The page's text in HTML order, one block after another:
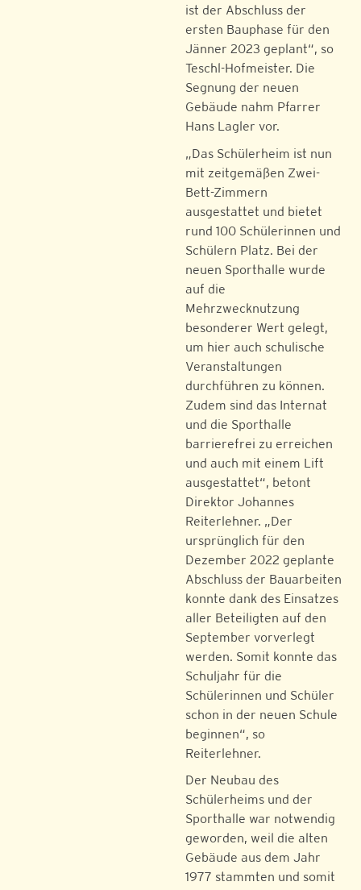
ist der Abschluss der
ersten Bauphase für den
Jänner 2023 geplant“, so
Teschl-Hofmeister. Die
Segnung der neuen
Gebäude nahm Pfarrer
Hans Lagler vor.
„Das Schülerheim ist nun
mit zeitgemäßen Zwei-
Bett-Zimmern
ausgestattet und bietet
rund 100 Schülerinnen und
Schülern Platz. Bei der
neuen Sporthalle wurde
auf die
Mehrzwecknutzung
besonderer Wert gelegt,
um hier auch schulische
Veranstaltungen
durchführen zu können.
Zudem sind das Internat
und die Sporthalle
barrierefrei zu erreichen
und auch mit einem Lift
ausgestattet“, betont
Direktor Johannes
Reiterlehner. „Der
ursprünglich für den
Dezember 2022 geplante
Abschluss der Bauarbeiten
konnte dank des Einsatzes
aller Beteiligten auf den
September vorverlegt
werden. Somit konnte das
Schuljahr für die
Schülerinnen und Schüler
schon in der neuen Schule
beginnen“, so
Reiterlehner.
Der Neubau des
Schülerheims und der
Sporthalle war notwendig
geworden, weil die alten
Gebäude aus dem Jahr
1977 stammten und somit